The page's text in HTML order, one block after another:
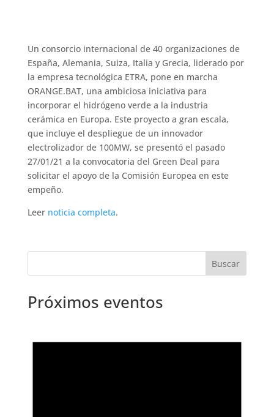
Un consorcio internacional de 40 organizaciones de
España, Alemania, Suiza, Italia y Grecia, liderado por
la empresa tecnológica ETRA, pone en marcha
ORANGE.BAT, una ambiciosa iniciativa para
incorporar el hidrógeno verde a la industria
cerámica en Europa. Este proyecto a gran escala,
que incluye el despliegue de un innovador
electrolizador de 100MW, se presentó el pasado
27/01/21 a la convocatoria del Green Deal para
solicitar el apoyo de la Comisión Europea en este
empeño.
Leer noticia completa.
Próximos eventos